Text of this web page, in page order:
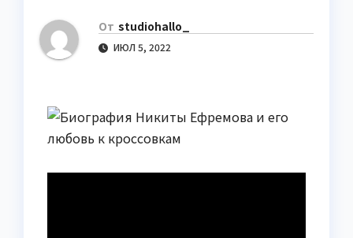
От studiohallo_
ИЮЛ 5, 2022